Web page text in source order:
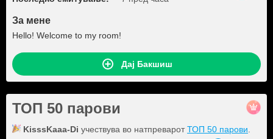
За мене
Hello! Welcome to my room!
Дај Бакшиш
ТОП 50 парови
KisssKaaa-Di учествува во натпреваротТОП 50 парови